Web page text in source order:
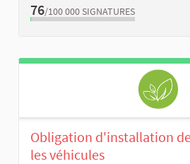
76/100 000 SIGNATURES
Obligation d'installation
les véhicules